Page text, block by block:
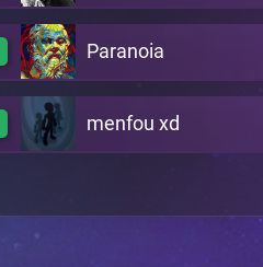
0 Paranoia
3 menfou xd